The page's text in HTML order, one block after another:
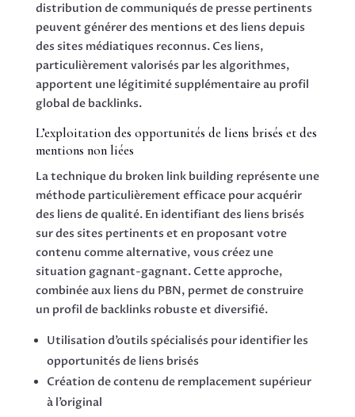
distribution de communiqués de presse pertinents
peuvent générer des mentions et des liens depuis
des sites médiatiques reconnus. Ces liens,
particulièrement valorisés par les algorithmes,
apportent une légitimité supplémentaire au profil
global de backlinks.
L’exploitation des opportunités de liens brisés et des
mentions non liées
La technique du broken link building représente une
méthode particulièrement efficace pour acquérir
des liens de qualité. En identifiant des liens brisés
sur des sites pertinents et en proposant votre
contenu comme alternative, vous créez une
situation gagnant-gagnant. Cette approche,
combinée aux liens du PBN, permet de construire
un profil de backlinks robuste et diversifié.
Utilisation d’outils spécialisés pour identifier les
opportunités de liens brisés
Création de contenu de remplacement supérieur
à l’original